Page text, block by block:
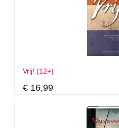
Vrij! (12+)
€ 16,99